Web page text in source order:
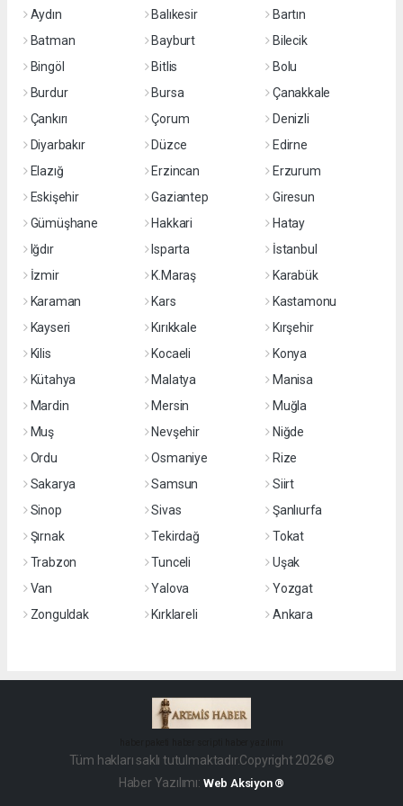
Aydın
Balıkesir
Bartın
Batman
Bayburt
Bilecik
Bingöl
Bitlis
Bolu
Burdur
Bursa
Çanakkale
Çankırı
Çorum
Denizli
Diyarbakır
Düzce
Edirne
Elazığ
Erzincan
Erzurum
Eskişehir
Gaziantep
Giresun
Gümüşhane
Hakkari
Hatay
Iğdır
Isparta
İstanbul
İzmir
K.Maraş
Karabük
Karaman
Kars
Kastamonu
Kayseri
Kırıkkale
Kırşehir
Kilis
Kocaeli
Konya
Kütahya
Malatya
Manisa
Mardin
Mersin
Muğla
Muş
Nevşehir
Niğde
Ordu
Osmaniye
Rize
Sakarya
Samsun
Siirt
Sinop
Sivas
Şanlıurfa
Şırnak
Tekirdağ
Tokat
Trabzon
Tunceli
Uşak
Van
Yalova
Yozgat
Zonguldak
Kırklareli Ankara
Tüm hakları saklı tutulmaktadır.Copyright 2026©
Haber Yazılımı: Web Aksiyon ®